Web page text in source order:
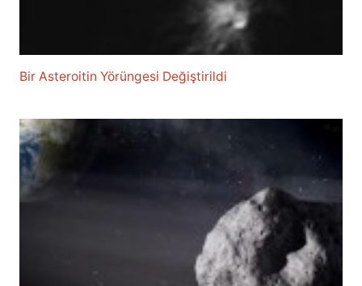
Bir Asteroitin Yörüngesi Değiştirildi